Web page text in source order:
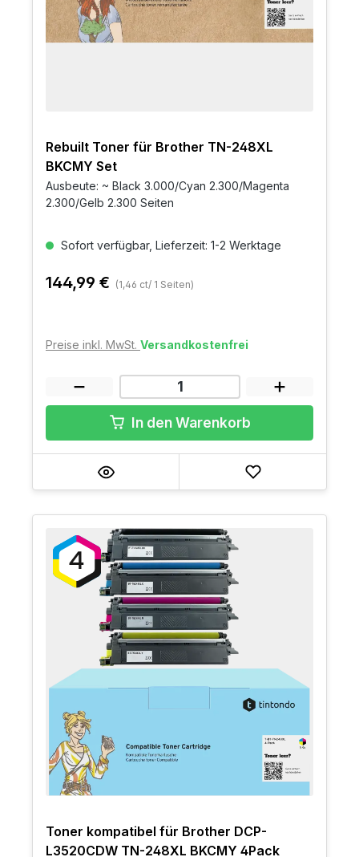
Rebuilt Toner für Brother TN-248XL
BKCMY Set
Ausbeute: ~ Black 3.000/Cyan 2.300/Magenta
2.300/Gelb 2.300 Seiten
Sofort verfügbar, Lieferzeit: 1-2 Werktage
144,99 € (1,46 ct/ 1 Seiten)
Preise inkl. MwSt. Versandkostenfrei
In den Warenkorb
Toner kompatibel für Brother DCP-
L3520CDW TN-248XL BKCMY 4Pack